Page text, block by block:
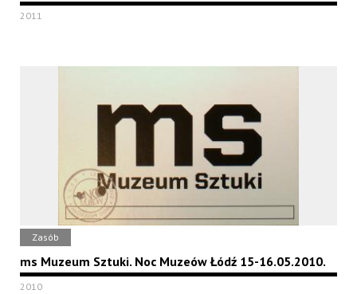
2011
Zasób
ms Muzeum Sztuki. Noc Muzeów Łódź 15-16.05.2010.
2010